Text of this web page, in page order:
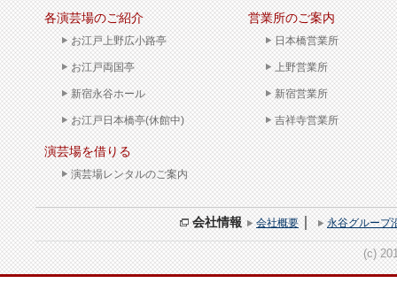
各演芸場のご紹介
お江戸上野広小路亭
お江戸両国亭
新宿永谷ホール
お江戸日本橋亭(休館中)
演芸場を借りる
演芸場レンタルのご案内
営業所のご案内
日本橋営業所
上野営業所
新宿営業所
吉祥寺営業所
会社情報 会社概要｜ 永谷グループ
(c)